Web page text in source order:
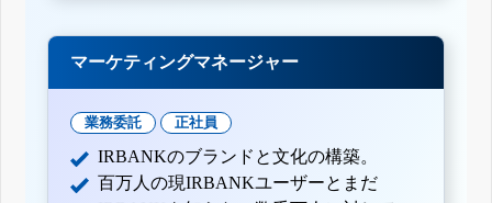
マーケティングマネージャー
業務委託 正社員
IRBANKのブランドと文化の構築。
百万人の現IRBANKユーザーとまだ